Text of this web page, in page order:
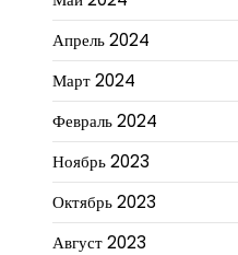
Апрель 2024
Март 2024
Февраль 2024
Ноябрь 2023
Октябрь 2023
Август 2023